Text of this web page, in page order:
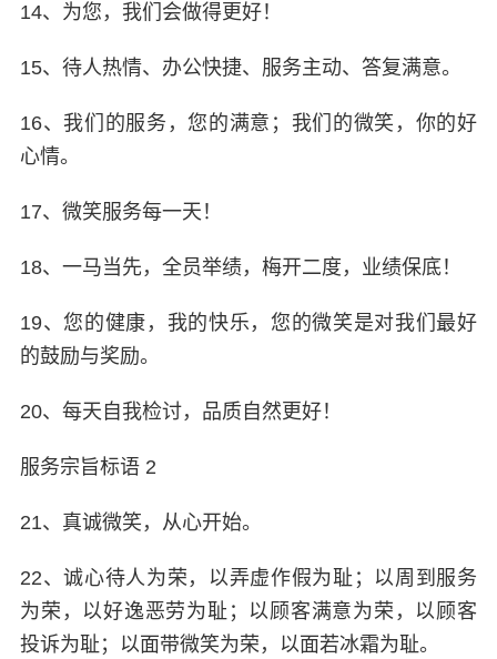
14、为您，我们会做得更好！
15、待人热情、办公快捷、服务主动、答复满意。
16、我们的服务，您的满意；我们的微笑，你的好
心情。
17、微笑服务每一天！
18、一马当先，全员举绩，梅开二度，业绩保底！
19、您的健康，我的快乐，您的微笑是对我们最好
的鼓励与奖励。
20、每天自我检讨，品质自然更好！
服务宗旨标语 2
21、真诚微笑，从心开始。
22、诚心待人为荣，以弄虚作假为耻；以周到服务
为荣，以好逸恶劳为耻；以顾客满意为荣，以顾客
投诉为耻；以面带微笑为荣，以面若冰霜为耻。